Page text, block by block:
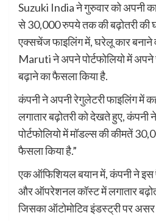
Suzuki India ने गुरुवार को अपनी
से 30,000 रुपये तक की बढ़ोतरी की
एक्सचेंज फाइलिंग में, घरेलू कार बनाने
Maruti ने अपने पोर्टफोलियो में अपने
बढ़ाने का फैसला किया है.
कंपनी ने अपनी रेगुलेटरी फाइलिंग में
लगातार बढ़ोतरी को देखते हुए,
पोर्टफोलियो में मॉडल्स की कीमतें
फैसला किया है.”
एक ऑफिशियल बयान में, कंपनी ने
और ऑपरेशनल कॉस्ट में लगातार
जिसका ऑटोमोटिव इंडस्ट्री पर असर